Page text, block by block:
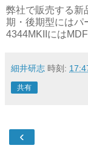
弊社で販売する新
期・後期型にはパ
4344MKIIには
細井研志 時刻:
共有
‹